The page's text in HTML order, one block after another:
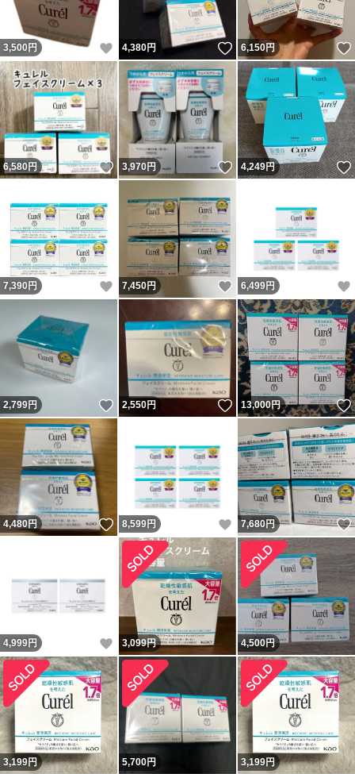
3,500 円 いいね！
4,380円 いいね！
6,150円
6,580円 いいね！
3,970円 いいね！
4,249円
7,390 円 いいね！
7,450円 いいね！
6,499円
2,799円 いいね！
2,550円 いいね！
13,000円
4,480円 いいね！
8,599円 いいね！
7,680円
4,999円 いいね！
3,099円 4,500円
3,199円 5,700円 3,199円